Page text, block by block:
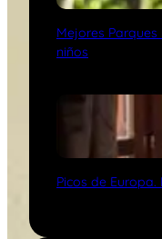
Mejores
niños
Picos de